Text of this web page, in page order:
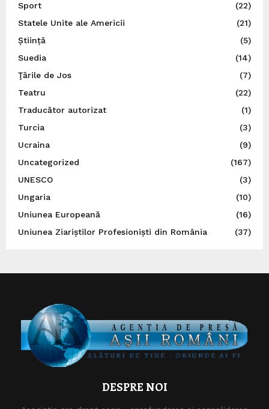
Sport
(22)
Statele Unite ale Americii
(21)
Știință
(5)
Suedia
(14)
Ţările de Jos
(7)
Teatru
(22)
Traducător autorizat
(1)
Turcia
(3)
Ucraina
(9)
Uncategorized
(167)
UNESCO
(3)
Ungaria
(10)
Uniunea Europeană
(16)
Uniunea Ziariștilor Profesioniști din România
(37)
DESPRE NOI